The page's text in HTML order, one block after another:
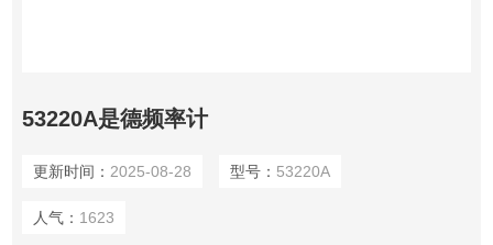
53220A是德频率计
更新时间： 2025-08-28 型号： 53220A
人气： 1623